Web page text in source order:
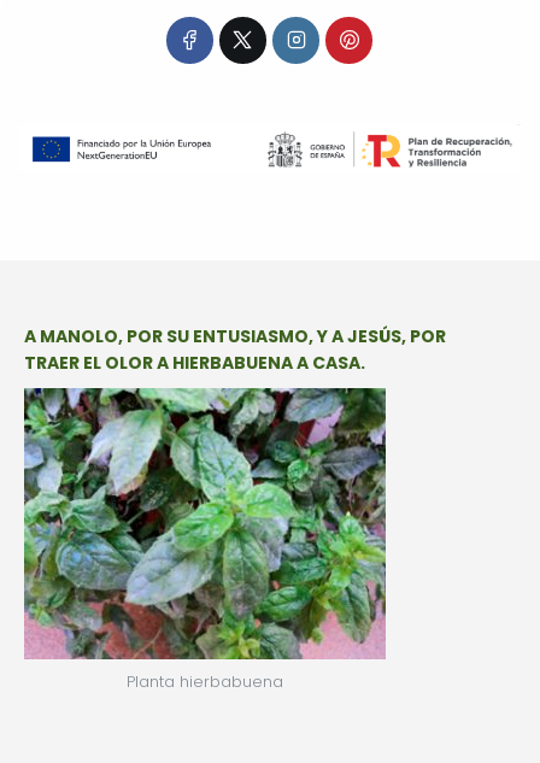
A MANOLO, POR SU ENTUSIASMO, Y A JESÚS, POR
TRAER EL OLOR A HIERBABUENA A CASA.
Planta hierbabuena